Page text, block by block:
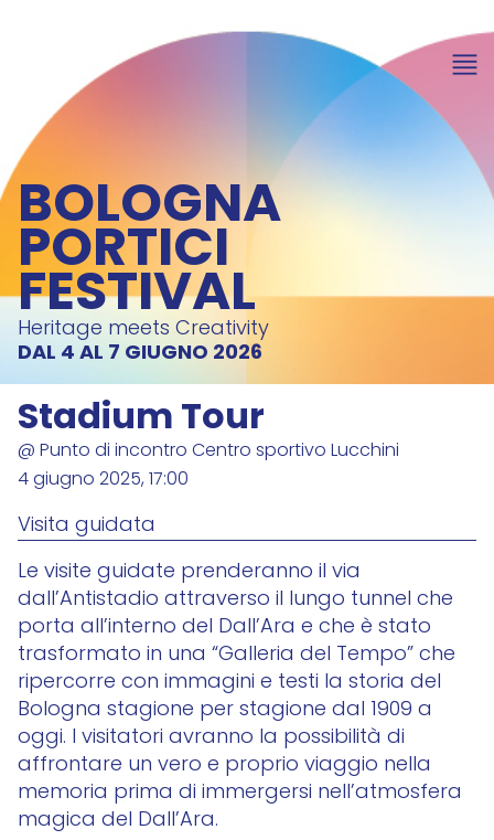
BOLOGNA
PORTICI
FESTIVAL
Heritage meets Creativity
DAL 4 AL 7 GIUGNO 2026
Stadium Tour
@ Punto di incontro Centro sportivo Lucchini
4 giugno 2025, 17:00
Visita guidata
Le visite guidate prenderanno il via
dall’Antistadio attraverso il lungo tunnel che
porta all’interno del Dall’Ara e che è stato
trasformato in una “Galleria del Tempo” che
ripercorre con immagini e testi la storia del
Bologna stagione per stagione dal 1909 a
oggi. I visitatori avranno la possibilità di
affrontare un vero e proprio viaggio nella
memoria prima di immergersi nell’atmosfera
magica del Dall’Ara.